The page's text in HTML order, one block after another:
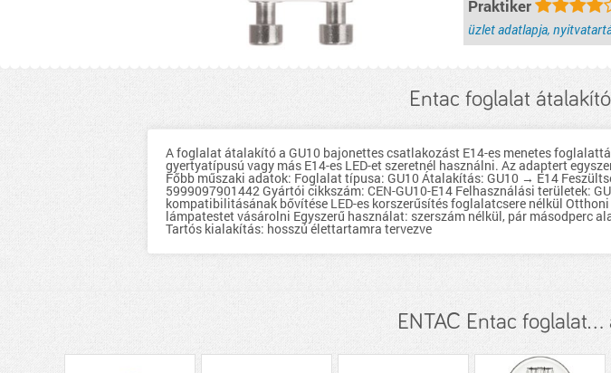
Praktiker
üzlet adatlapja,
Entac foglalat
A foglalat átalakító a GU10 bajonettes csatlakozást E14-es menetes
gyertyatípusú vagy más E14-es LED-et szeretnél használni. Az adaptert
Főbb műszaki adatok: Foglalat típusa: GU10 Átalakítás: GU10 → E14
5999097901442 Gyártói cikkszám: CEN-GU10-E14 Felhasználási területek:
kompatibilitásának bővítése LED-es korszerűsítés foglalatcsere nélkül
lámpatestet vásárolni Egyszerű használat: szerszám nélkül, pár
Tartós kialakítás: hosszú élettartamra tervezve
ENTAC Entac